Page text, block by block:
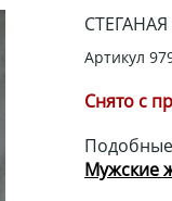
Артикул
Снято с
Подобные
Мужские